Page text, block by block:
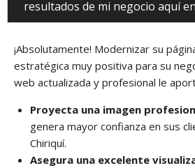
resultados de mi negocio aquí
¡Absolutamente! Modernizar su
estratégica muy positiva para su
web actualizada y profesional le
Proyecta una imagen
genera mayor confianza en sus
Chiriquí.
Asegura una excelente